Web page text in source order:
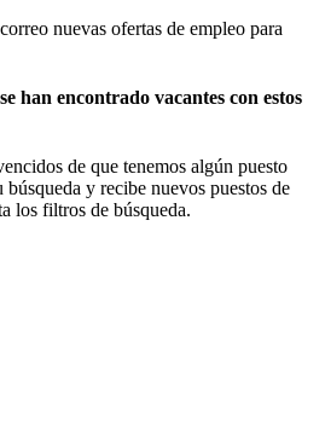
nuevas ofertas de empleo para
han encontrado vacantes con estos
de que tenemos algún puesto
y recibe nuevos puestos de
los filtros de búsqueda.